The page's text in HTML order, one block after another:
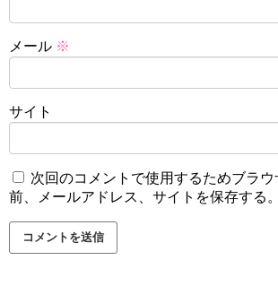
メール ※
サイト
次回のコメントで使用するためブラ
前、メールアドレス、サイトを保存する。